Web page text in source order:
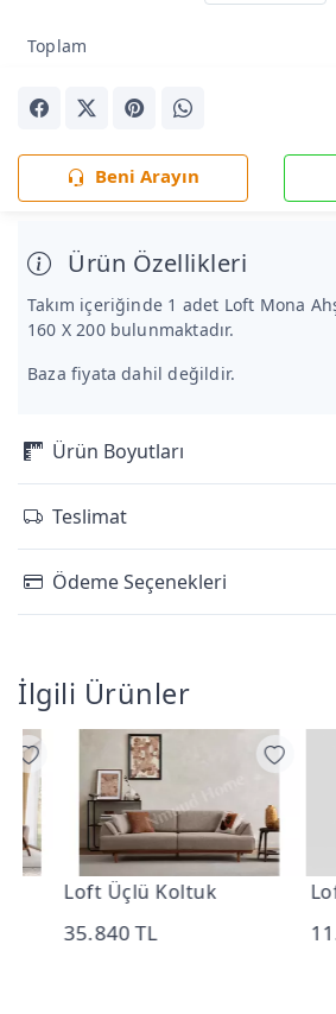
Toplam
Beni Arayın
Ürün Özellikleri
Takım içeriğinde 1 adet Loft Mona
160 X 200 bulunmaktadır.
Baza fiyata dahil değildir.
Ürün Boyutları
Teslimat
Ödeme Seçenekleri
İlgili Ürünler
Loft Üçlü Koltuk
35.840 TL
Loft